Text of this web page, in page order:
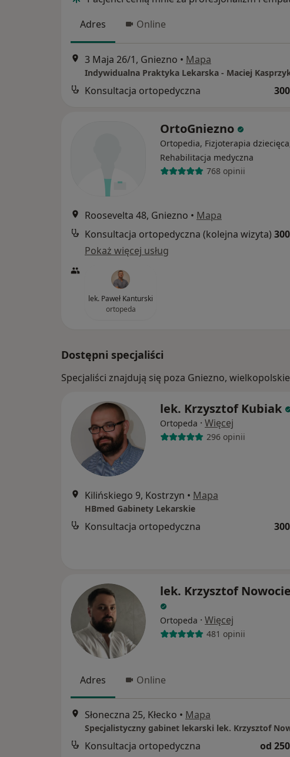
Adres
Online
3 Maja 26/1, Gniezno • Mapa
Indywidualna Praktyka Lekarska - Maciej
Konsultacja ortopedyczna
OrtoGniezno
Ortopedia, Fizjoterapia
Rehabilitacja medyczna
768 opinii
Roosevelta 48, Gniezno • Mapa
Konsultacja ortopedyczna (kolejna wizyta)
Pokaż więcej usług
lek. Paweł Kanturski
ortopeda
Dostępni specjaliści
Specjaliści znajdują się poza Gniezno,
lek. Krzysztof Kubiak
Ortopeda · Więcej
296 opinii
Kilińskiego 9, Kostrzyn • Mapa
HBmed Gabinety Lekarskie
Konsultacja ortopedyczna
lek. Krzysztof
Ortopeda · Więcej
481 opinii
Adres Online
Słoneczna 25, Kłecko • Mapa
Konsultacja ortopedyczna od